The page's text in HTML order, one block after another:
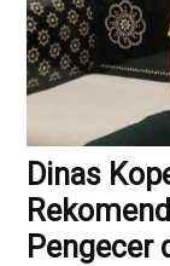
Dinas
Pengecer